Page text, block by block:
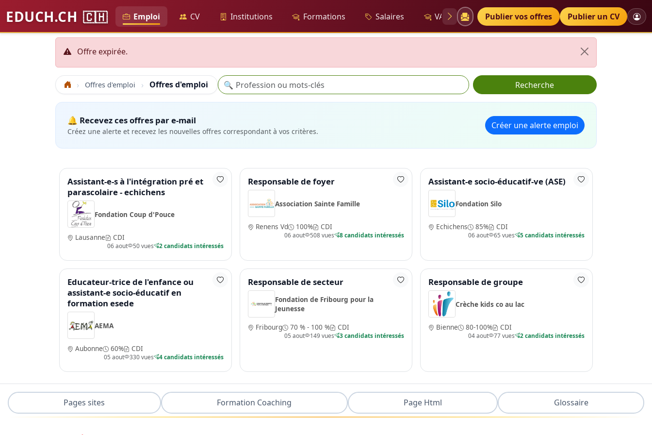
EDUCH.CH 🇨🇭 Emploi CV Institutions Formations Salaires VAE Diplômes Petites annonces
Publier vos offres Publier un CV
Offre expirée.
Accueil Offres d'emploi Offres d'emploi Recherche
🔍 Recherche
🔔 Recevez ces offres par e-mail
Créez une alerte et recevez les nouvelles offres correspondant à vos critères.
Créer une alerte emploi
Assistant-e-s à l'intégration pré et
parascolaire - echichens
Fondation Coup d'Pouce
Lausanne CDI
06 aout 50 vues 2 candidats intéressés
Responsable de foyer
Association Sainte Famille
Renens Vd 100% CDI
06 aout 508 vues 8 candidats intéressés
Assistant-e socio-éducatif-ve (ASE)
Fondation Silo
Echichens 85% CDI
06 aout 65 vues 5 candidats intéressés
Educateur-trice de l'enfance ou
assistant-e socio-éducatif en
formation esede
AEMA
Aubonne 60% CDI
05 aout 330 vues 4 candidats intéressés
Responsable de secteur
Fondation de Fribourg pour la
Jeunesse
Fribourg
70 % - 100 % CDI
05 aout 149 vues 3 candidats intéressés
Responsable de groupe
Crèche kids co au lac
Bienne 80-100% CDI
04 aout 77 vues 2 candidats intéressés
Pages sites Formation Coaching Page Html Glossaire